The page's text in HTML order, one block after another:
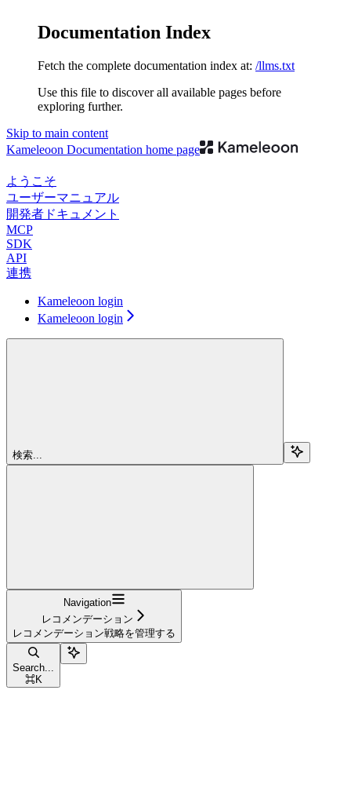
Documentation Index
Fetch the complete documentation index at: /llms.txt
Use this file to discover all available pages before
exploring further.
Skip to main content
Kameleoon Documentation home page
ようこそ
ユーザーマニュアル
開発者ドキュメント
MCP
SDK
API
連携
Kameleoon login
Kameleoon login
検索...
Navigation
レコメンデーション
レコメンデーション戦略を管理する
Search...
⌘K